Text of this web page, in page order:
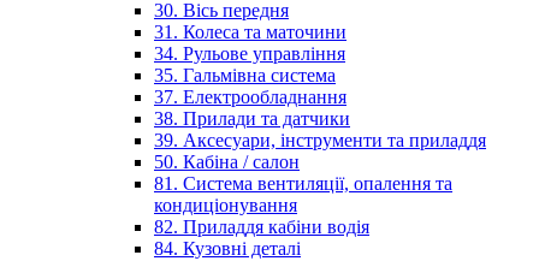
30. Вісь передня
31. Колеса та маточини
34. Рульове управління
35. Гальмівна система
37. Електрообладнання
38. Прилади та датчики
39. Аксесуари, інструменти та приладдя
50. Кабіна / салон
81. Система вентиляції, опалення та
кондиціонування
82. Приладдя кабіни водія
84. Кузовні деталі